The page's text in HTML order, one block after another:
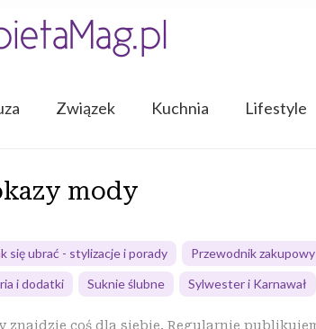
Związek Kuchnia Lifestyle
mody
się ubrać - stylizacje i porady Przewodnik zakupowy
i dodatki Suknie ślubne Sylwester i Karnawał